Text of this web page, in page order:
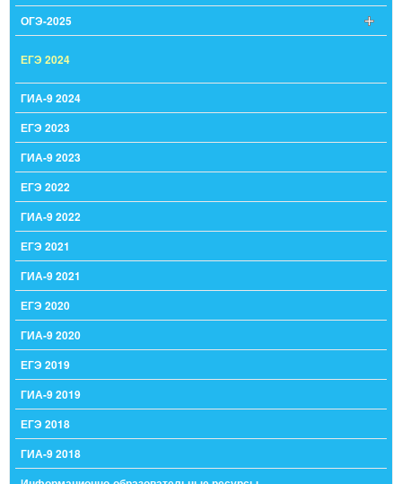
ОГЭ-2025
ЕГЭ 2024
ГИА-9 2024
ЕГЭ 2023
ГИА-9 2023
ЕГЭ 2022
ГИА-9 2022
ЕГЭ 2021
ГИА-9 2021
ЕГЭ 2020
ГИА-9 2020
ЕГЭ 2019
ГИА-9 2019
ЕГЭ 2018
ГИА-9 2018